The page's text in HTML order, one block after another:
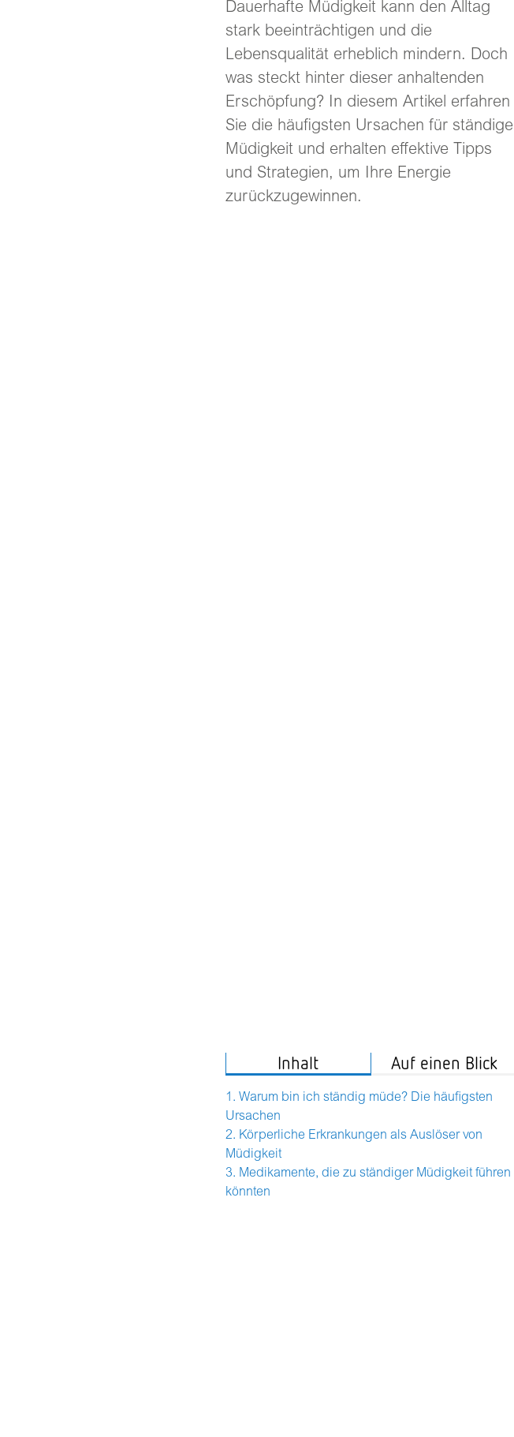
Dauerhafte Müdigkeit kann den Alltag
stark beeinträchtigen und die
Lebensqualität erheblich mindern. Doch
was steckt hinter dieser anhaltenden
Erschöpfung? In diesem Artikel erfahren
Sie die häufigsten Ursachen für ständige
Müdigkeit und erhalten effektive Tipps
und Strategien, um Ihre Energie
zurückzugewinnen.
Inhalt Auf einen Blick
Warum bin ich ständig müde? Die häufigsten
Ursachen
Körperliche Erkrankungen als Auslöser von
Müdigkeit
Medikamente, die zu ständiger Müdigkeit führen
könnten